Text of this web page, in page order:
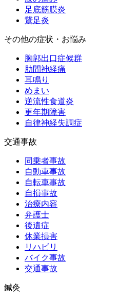
足底筋膜炎
鵞足炎
その他の症状・お悩み
胸郭出口症候群
肋間神経痛
耳鳴り
めまい
逆流性食道炎
更年期障害
自律神経失調症
交通事故
同乗者事故
自動車事故
自転車事故
自損事故
治療内容
弁護士
後遺症
休業損害
リハビリ
バイク事故
交通事故
鍼灸